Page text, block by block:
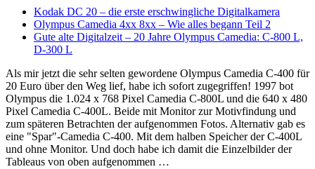
Kodak DC 20 – die erste erschwingliche Digitalkamera
Olympus Camedia 4xx 8xx – Wie alles begann Teil 2
Gute alte Digitalzeit – 20 Jahre Olympus Camedia: C-800 L,
D-300 L
Als mir jetzt die sehr selten gewordene Olympus Camedia C-400 für
20 Euro über den Weg lief, habe ich sofort zugegriffen! 1997 bot
Olympus die 1.024 x 768 Pixel Camedia C-800L und die 640 x 480
Pixel Camedia C-400L. Beide mit Monitor zur Motivfindung und
zum späteren Betrachten der aufgenommen Fotos. Alternativ gab es
eine "Spar"-Camedia C-400. Mit dem halben Speicher der C-400L
und ohne Monitor. Und doch habe ich damit die Einzelbilder der
Tableaus von oben aufgenommen …